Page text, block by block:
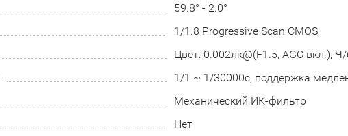
59.8° - 2.0°
1/1.8 Progressive Scan CMOS
Цвет: 0.002лк@(F1.5, AGC вкл.),
1/1 ~ 1/30000с, поддержка
Механический ИК-фильтр
Нет